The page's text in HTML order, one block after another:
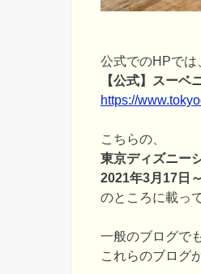
公式でのHPでは
【公式】スーベ
https://
こちらの、
東京ディズニー
2021年3月17日～
のところに載っ
一般のブログで
これらのブログ